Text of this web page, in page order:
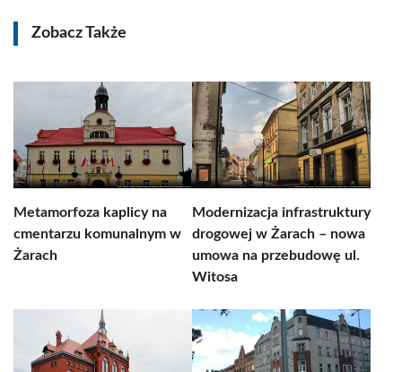
Zobacz Także
Metamorfoza kaplicy na
cmentarzu komunalnym w
Żarach
Modernizacja infrastruktury
drogowej w Żarach – nowa
umowa na przebudowę ul.
Witosa